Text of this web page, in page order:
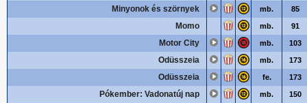
Minyonok és szörnyek mb. 85
Momo mb. 91
Motor City mb. 103
Odüsszeia mb. 173
Odüsszeia fe. 173
Pókember: Vadonatúj nap mb. 150